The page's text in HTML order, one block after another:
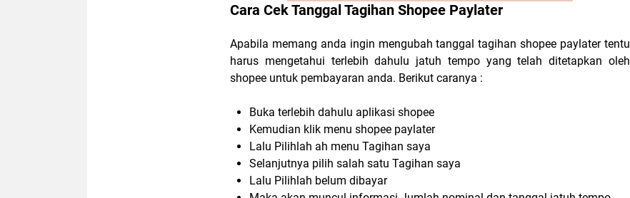
Cara Cek Tanggal Tagihan Shopee Paylater
Apabila memang anda ingin mengubah tanggal tagihan shopee paylater tentu
harus mengetahui terlebih dahulu jatuh tempo yang telah ditetapkan oleh
shopee untuk pembayaran anda. Berikut caranya :
Buka terlebih dahulu aplikasi shopee
Kemudian klik menu shopee paylater
Lalu Pilihlah ah menu Tagihan saya
Selanjutnya pilih salah satu Tagihan saya
Lalu Pilihlah belum dibayar